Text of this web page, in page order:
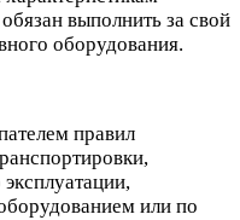
выполнить за свой
оборудования.
правил
или по